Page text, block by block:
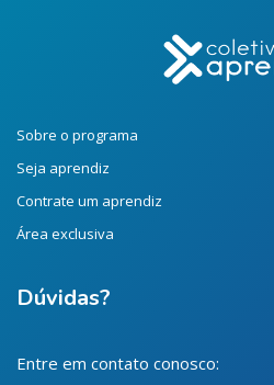
Sobre o programa
Seja aprendiz
Contrate um aprendiz
Área exclusiva
Dúvidas?
Entre em contato conosco: